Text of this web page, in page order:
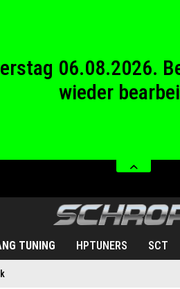
06.08.2026.
wieder
TUNING HPTUNERS SCT